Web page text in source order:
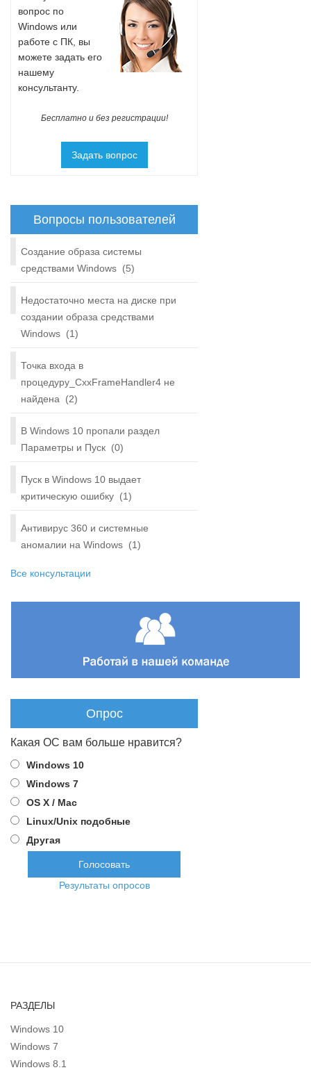
вопрос по
Windows или
работе с ПК, вы
можете задать его
нашему
консультанту.
Бесплатно и без регистрации!
Задать вопрос
Вопросы пользователей
Создание образа системы
средствами Windows (5)
Недостаточно места на диске при
создании образа средствами
Windows (1)
Точка входа в
процедуру_CxxFrameHandler4 не
найдена
(2)
В Windows 10 пропали раздел
Параметры и Пуск (0)
Пуск в Windows 10 выдает
критическую ошибку (1)
Антивирус 360 и системные
аномалии на Windows (1)
Все консультации
Опрос
Какая ОС вам больше нравится?
Windows 10
Windows 7
OS X / Mac
Linux/Unix подобные
Другая
Результаты опросов
РАЗДЕЛЫ
Windows 10
Windows 7
Windows 8.1